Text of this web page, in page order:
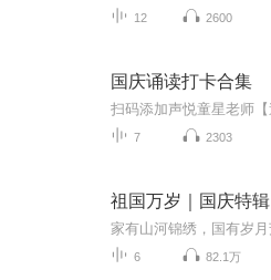
12 2600
国庆诵读打卡合集
7 2303
祖国万岁｜国庆特辑
6 82.1万